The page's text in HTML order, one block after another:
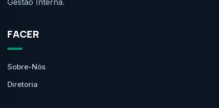
Gestão Interna.
FACER
Sobre-Nós
Diretoria